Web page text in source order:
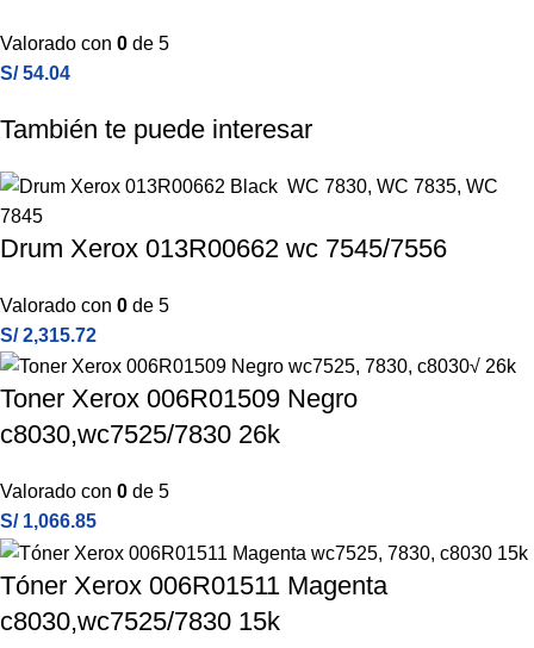
Valorado con 0 de 5
S/54.04
También te puede interesar
Drum Xerox 013R00662 wc 7545/7556
Valorado con 0 de 5
S/2,315.72
Toner Xerox 006R01509 Negro
c8030,wc7525/7830 26k
Valorado con 0 de 5
S/1,066.85
Tóner Xerox 006R01511 Magenta
c8030,wc7525/7830 15k